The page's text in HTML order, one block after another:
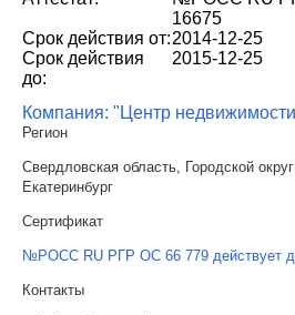
16675
Срок действия от:2014-12-25
Срок действия
до:
2015-12-25
Компания: "Центр
Регион
Свердловская область, Городской округ
Екатеринбург
Сертификат
№РОСС RU РГР ОС 66 779 действует
Контакты